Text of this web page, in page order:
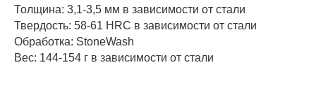
Толщина: 3,1-3,5 мм в зависимости от стали
Твердость: 58-61 HRC в зависимости от стали
Обработка: StoneWash
Вес: 144-154 г в зависимости от стали